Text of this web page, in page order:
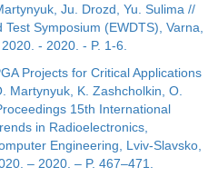
Ju. Drozd, Yu. Sulima //
Symposium (EWDTS), Varna,
- 2020. - P. 1-6.
Projects for Critical Applications
Martynyuk, K. Zashcholkin, O.
15th International
in Radioelectronics,
Engineering, Lviv-Slavsko,
– 2020. – P. 467–471.